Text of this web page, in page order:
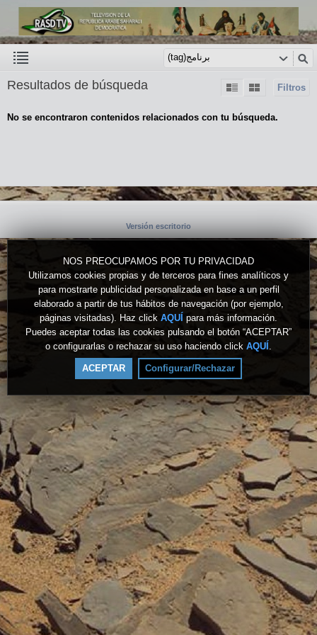
NOS PREOCUPAMOS POR TU PRIVACIDAD
Utilizamos cookies propias y de terceros para fines analíticos y
para mostrarte publicidad personalizada en base a un perfil
elaborado a partir de tus hábitos de navegación (por ejemplo,
páginas visitadas). Haz click AQUÍ para más información.
Puedes aceptar todas las cookies pulsando el botón “ACEPTAR”
o configurarlas o rechazar su uso haciendo click AQUÍ .
ACEPTAR Configurar/Rechazar
Filtros
Resultados de búsqueda
No se encontraron contenidos relacionados con tu búsqueda.
Versión escritorio